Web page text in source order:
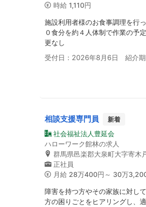
時給 1,110円
施設利用者様のお食事調理を行
０食分を約４人体制で作業の予
更なし
受付日：2026年8月6日 紹介期
相談支援専門員 新着
社会福祉法人豊延会
ハローワーク館林の求人
群馬県邑楽郡大泉町大字寄木
正社員
月給 28万400円～ 30万
障害を持つ方やその家族に対し
方の困りごとをヒアリングし、